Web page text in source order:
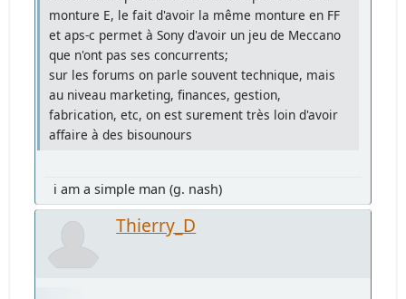
monture E, le fait d'avoir la même monture en FF
et aps-c permet à Sony d'avoir un jeu de Meccano
que n'ont pas ses concurrents;
sur les forums on parle souvent technique, mais
au niveau marketing, finances, gestion,
fabrication, etc, on est surement très loin d'avoir
affaire à des bisounours
i am a simple man (g. nash)
Thierry_D